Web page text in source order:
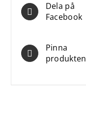
Dela på
Facebook
Pinna
produkten